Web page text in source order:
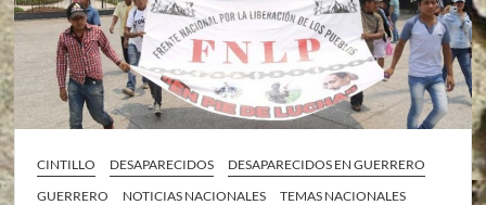
CINTILLO DESAPARECIDOS
DESAPARECIDOS EN GUERRERO
GUERRERO
NOTICIAS NACIONALES TEMAS NACIONALES